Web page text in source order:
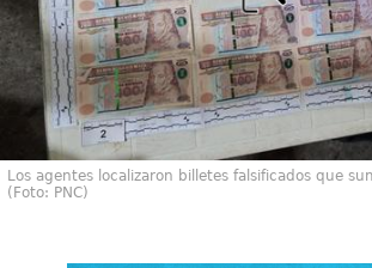
Los agentes localizaron billetes falsificados que
(Foto: PNC)